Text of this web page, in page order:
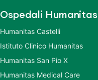
Ospedali Humanitas
Humanitas Castelli
Istituto Clinico Humanitas
Humanitas San Pio X
Humanitas Medical Care